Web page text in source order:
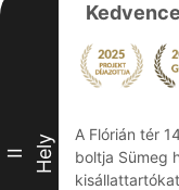
II Hely
A Flórián tér
boltja Sümeg